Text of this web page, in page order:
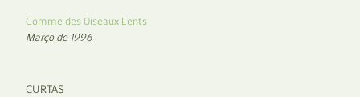
Comme des Oiseaux Lents
Março de 1996
CURTAS